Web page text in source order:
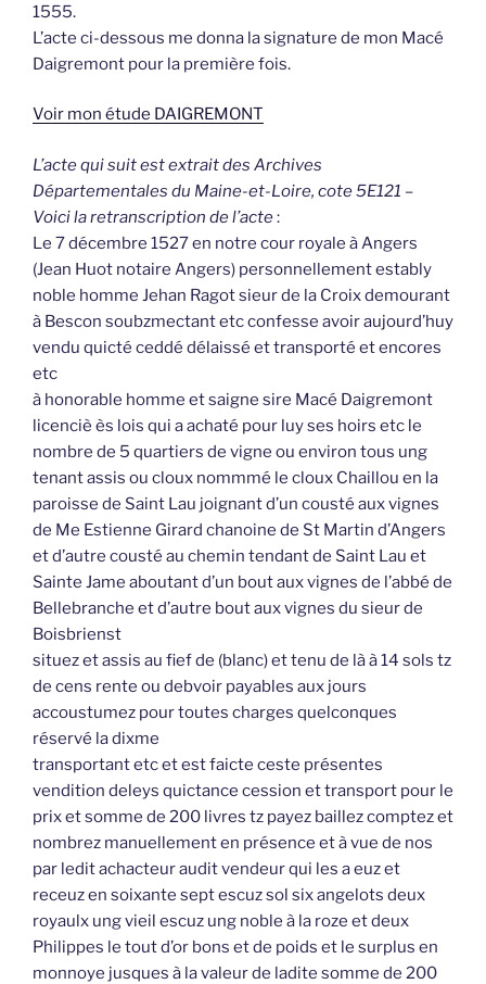
1555.
L’acte ci-dessous me donna la signature de mon Macé
Daigremont pour la première fois.
Voir mon étude DAIGREMONT
L’acte qui suit est extrait des Archives
Départementales du Maine-et-Loire, cote 5E121 –
Voici la retranscription de l’acte:
Le 7 décembre 1527 en notre cour royale à Angers
(Jean Huot notaire Angers) personnellement estably
noble homme Jehan Ragot sieur de la Croix demourant
à Bescon soubzmectant etc confesse avoir aujourd’huy
vendu quicté ceddé délaissé et transporté et encores
etc
à honorable homme et saigne sire Macé Daigremont
licenciè ès lois qui a achaté pour luy ses hoirs etc le
nombre de 5 quartiers de vigne ou environ tous ung
tenant assis ou cloux nommmé le cloux Chaillou en la
paroisse de Saint Lau joignant d’un cousté aux vignes
de Me Estienne Girard chanoine de St Martin d’Angers
et d’autre cousté au chemin tendant de Saint Lau et
Sainte Jame aboutant d’un bout aux vignes de l’abbé de
Bellebranche et d’autre bout aux vignes du sieur de
Boisbrienst
situez et assis au fief de (blanc) et tenu de là à 14 sols tz
de cens rente ou debvoir payables aux jours
accoustumez pour toutes charges quelconques
réservé la dixme
transportant etc et est faicte ceste présentes
vendition deleys quictance cession et transport pour le
prix et somme de 200 livres tz payez baillez comptez et
nombrez manuellement en présence et à vue de nos
par ledit achacteur audit vendeur qui les a euz et
receuz en soixante sept escuz sol six angelots deux
royaulx ung vieil escuz ung noble à la roze et deux
Philippes le tout d’or bons et de poids et le surplus en
monnoye jusques à la valeur de ladite somme de 200